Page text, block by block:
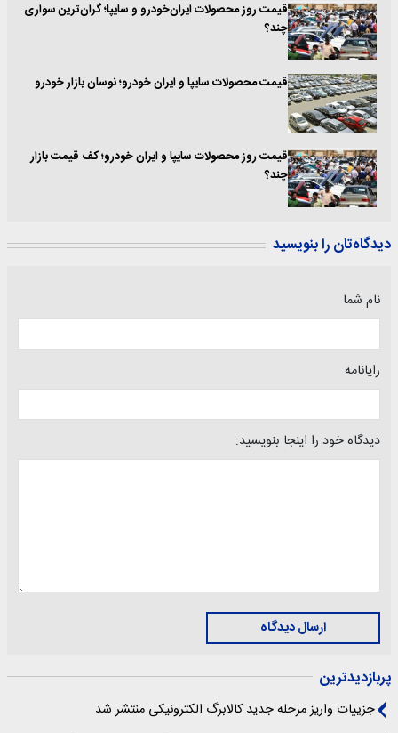
قیمت روز محصولات ایران‌خودرو و سایپا؛ گران‌ترین سواری
چند؟
قیمت محصولات سایپا و ایران خودرو؛ نوسان بازار خودرو
قیمت روز محصولات سایپا و ایران خودرو؛ کف قیمت بازار
چند؟
دیدگاه‌تان را بنویسید
نام شما
رایانامه
دیدگاه خود را اینجا بنویسید:
ارسال دیدگاه
پربازدیدترین
جزییات واریز مرحله جدید کالابرگ الکترونیکی منتشر شد